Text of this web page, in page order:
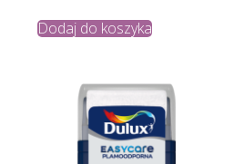
Dodaj do koszyka